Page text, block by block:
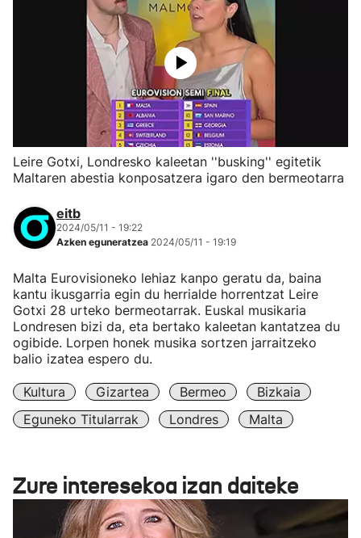
Leire Gotxi, Londresko kaleetan ''busking'' egitetik
Maltaren abestia konposatzera igaro den bermeotarra
eitb
2024/05/11 - 19:22
Azken eguneratzea 2024/05/11 - 19:19
Malta Eurovisioneko lehiaz kanpo geratu da, baina
kantu ikusgarria egin du herrialde horrentzat Leire
Gotxi 28 urteko bermeotarrak. Euskal musikaria
Londresen bizi da, eta bertako kaleetan kantatzea du
ogibide. Lorpen honek musika sortzen jarraitzeko
balio izatea espero du.
Kultura Gizartea Bermeo
Bizkaia
Eguneko Titularrak
Londres Malta
Zure interesekoa izan daiteke